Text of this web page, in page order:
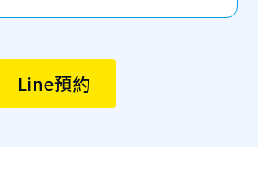
Line預約